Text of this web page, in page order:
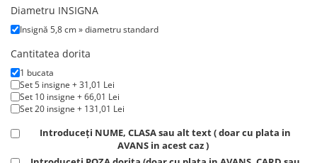
Halate si pijamale Family
Incaltaminte
Seturi elegante femei
Umbrele
Pijamale de copii
Pijamale BIG SIZE femei
Diametru INSIGNA
Insignă 5,8 cm » diametru standard
Cantitatea dorita
1 bucata
Set 5 insigne + 31,01 Lei
Set 10 insigne + 66,01 Lei
Set 20 insigne + 131,01 Lei
Introduceți NUME, CLASA sau alt text ( doar cu plata in
AVANS in acest caz )